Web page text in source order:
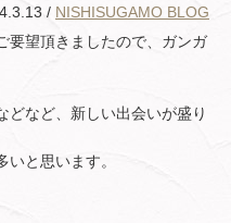
/ NISHISUGAMO BLOG
要望頂きましたので、ガンガ
どなど、新しい出会いが盛り
と思います。